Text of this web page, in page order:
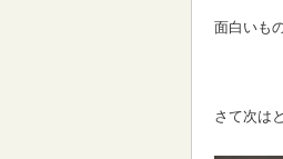
面白いも
さて次は